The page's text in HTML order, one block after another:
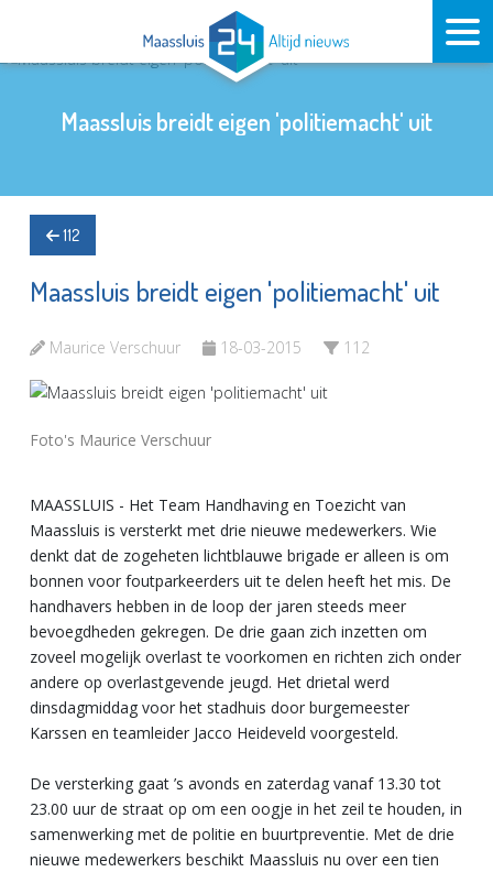
Maassluis breidt eigen 'politiemacht' uit
112
Maassluis breidt eigen 'politiemacht' uit
Maurice Verschuur 18-03-2015 112
Foto's Maurice Verschuur
MAASSLUIS - Het Team Handhaving en Toezicht van
Maassluis is versterkt met drie nieuwe medewerkers. Wie
denkt dat de zogeheten lichtblauwe brigade er alleen is om
bonnen voor foutparkeerders uit te delen heeft het mis. De
handhavers hebben in de loop der jaren steeds meer
bevoegdheden gekregen. De drie gaan zich inzetten om
zoveel mogelijk overlast te voorkomen en richten zich onder
andere op overlastgevende jeugd. Het drietal werd
dinsdagmiddag voor het stadhuis door burgemeester
Karssen en teamleider Jacco Heideveld voorgesteld.
De versterking gaat ’s avonds en zaterdag vanaf 13.30 tot
23.00 uur de straat op om een oogje in het zeil te houden, in
samenwerking met de politie en buurtpreventie. Met de drie
nieuwe medewerkers beschikt Maassluis nu over een tien